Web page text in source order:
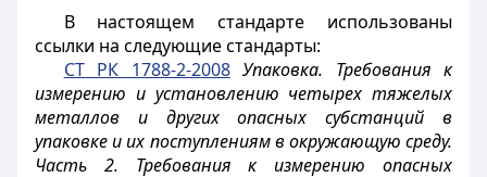
В настоящем стандарте использованы
ссылки на следующие стандарты:
СТ РК 1788-2-2008Упаковка. Требования к
измерению и установлению четырех тяжелых
металлов и других опасных субстанций в
упаковке и их поступлениям в окружающую среду.
Часть 2. Требования к измерению опасных